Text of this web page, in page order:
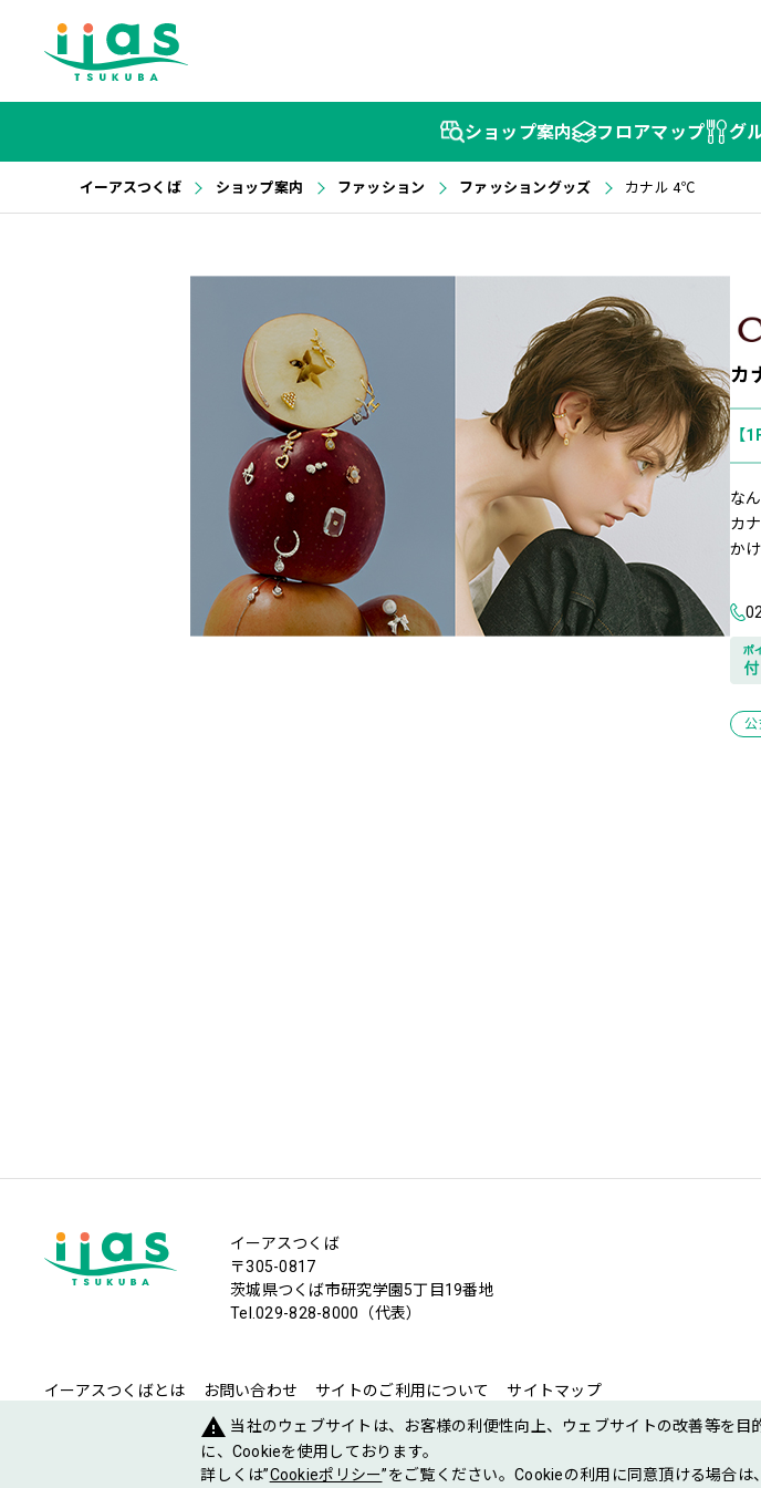
ショップ案内 フロアマップ グ
イーアスつくば ショップ案内 ファッション ファッショングッズ カナル 4℃
カ
【
な
カ
か
公
イーアスつくば
〒305-0817
茨城県つくば市研究学園5丁目19番地
Tel.029-828-8000（代表）
イーアスつくばとは お問い合わせ サイトのご利用について サイトマップ
大和ハウスグループ ご出店のお問い合わせ 個人情報保護方針 イーアスつく
warning 当社のウェブサイトは、お客様の利便性向上、ウェブサイトの改善等を目
に、Cookieを使用しております。
詳しくは”Cookieポリシー”をご覧ください。Cookieの利用に同意頂ける場合は、